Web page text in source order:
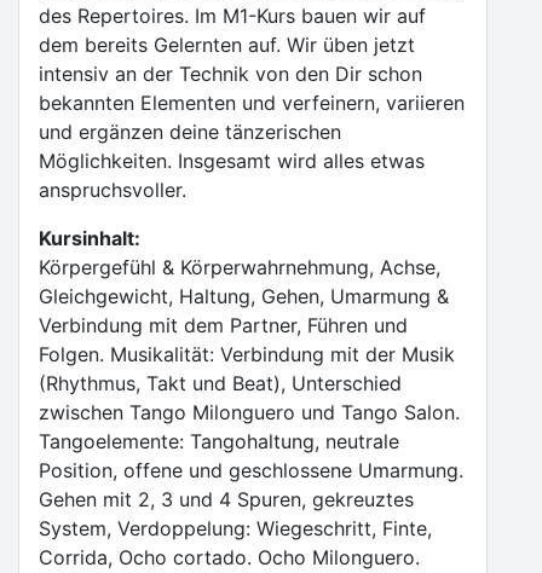
des Repertoires. Im M1-Kurs bauen wir auf
dem bereits Gelernten auf. Wir üben jetzt
intensiv an der Technik von den Dir schon
bekannten Elementen und verfeinern, variieren
und ergänzen deine tänzerischen
Möglichkeiten. Insgesamt wird alles etwas
anspruchsvoller.
Kursinhalt:
Körpergefühl & Körperwahrnehmung, Achse,
Gleichgewicht, Haltung, Gehen, Umarmung &
Verbindung mit dem Partner, Führen und
Folgen. Musikalität: Verbindung mit der Musik
(Rhythmus, Takt und Beat), Unterschied
zwischen Tango Milonguero und Tango Salon.
Tangoelemente: Tangohaltung, neutrale
Position, offene und geschlossene Umarmung.
Gehen mit 2, 3 und 4 Spuren, gekreuztes
System, Verdoppelung: Wiegeschritt, Finte,
Corrida, Ocho cortado. Ocho Milonguero.